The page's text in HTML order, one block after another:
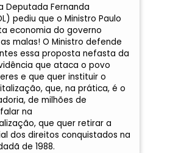
Deputada Fernanda
pediu que o Ministro Paulo
economia do governo
malas! O Ministro defende
essa proposta nefasta da
que ataca o povo
e que quer instituir o
que, na prática, é o
de milhões de
na
que quer retirar a
dos direitos conquistados na
de 1988.